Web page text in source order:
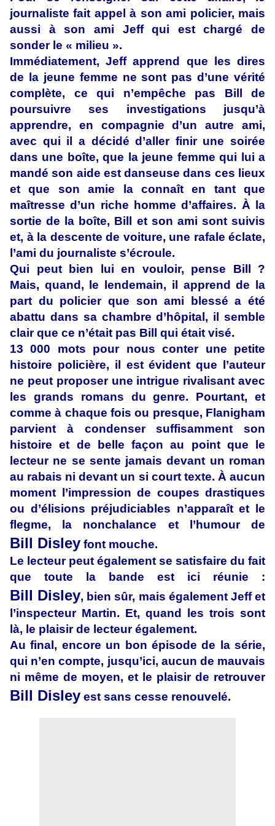
journaliste fait appel à son ami policier, mais
aussi à son ami Jeff qui est chargé de
sonder le « milieu ».
Immédiatement, Jeff apprend que les dires
de la jeune femme ne sont pas d’une vérité
complète, ce qui n’empêche pas Bill de
poursuivre ses investigations jusqu’à
apprendre, en compagnie d’un autre ami,
avec qui il a décidé d’aller finir une soirée
dans une boîte, que la jeune femme qui lui a
mandé son aide est danseuse dans ces lieux
et que son amie la connaît en tant que
maîtresse d’un riche homme d’affaires. À la
sortie de la boîte, Bill et son ami sont suivis
et, à la descente de voiture, une rafale éclate,
l’ami du journaliste s’écroule.
Qui peut bien lui en vouloir, pense Bill ?
Mais, quand, le lendemain, il apprend de la
part du policier que son ami blessé a été
abattu dans sa chambre d’hôpital, il semble
clair que ce n’était pas Bill qui était visé.
13 000 mots pour nous conter une petite
histoire policière, il est évident que l’auteur
ne peut proposer une intrigue rivalisant avec
les grands romans du genre. Pourtant, et
comme à chaque fois ou presque, Flanigham
parvient à condenser suffisamment son
histoire et de belle façon au point que le
lecteur ne se sente jamais devant un roman
au rabais ni devant un si court texte. À aucun
moment l’impression de coupes drastiques
ou d’élisions préjudiciables n’apparaît et le
flegme, la nonchalance et l’humour de
Bill Disley font mouche.
Le lecteur peut également se satisfaire du fait
que toute la bande est ici réunie :
Bill Disley, bien sûr, mais également Jeff et
l’inspecteur Martin. Et, quand les trois sont
là, le plaisir de lecteur également.
Au final, encore un bon épisode de la série,
qui n’en compte, jusqu’ici, aucun de mauvais
ni même de moyen, et le plaisir de retrouver
Bill Disley est sans cesse renouvelé.